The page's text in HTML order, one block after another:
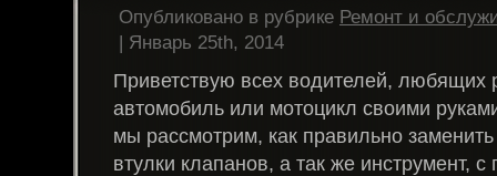
Опубликовано в рубрике Ремонт и
| Январь 25th, 2014
Приветствую всех водителей, любящих
автомобиль или мотоцикл своими
мы рассмотрим, как правильно
втулки клапанов, а так же инструмент,